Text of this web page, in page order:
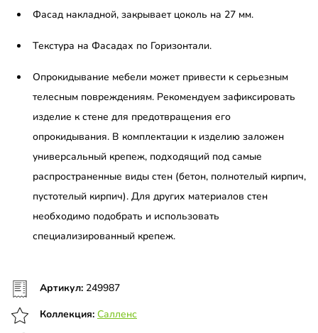
Фасад накладной, закрывает цоколь на 27 мм.
Текстура на Фасадах по Горизонтали.
Опрокидывание мебели может привести к серьезным
телесным повреждениям. Рекомендуем зафиксировать
изделие к стене для предотвращения его
опрокидывания. В комплектации к изделию заложен
универсальный крепеж, подходящий под самые
распространенные виды стен (бетон, полнотелый кирпич,
пустотелый кирпич). Для других материалов стен
необходимо подобрать и использовать
специализированный крепеж.
Артикул: 249987
Коллекция: Салленс